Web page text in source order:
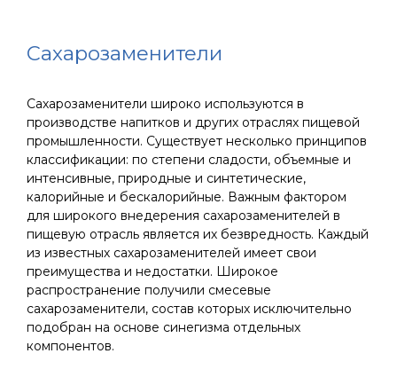
Сахарозаменители
Сахарозаменители широко используются в
производстве напитков и других отраслях пищевой
промышленности. Существует несколько принципов
классификации: по степени сладости, объемные и
интенсивные, природные и синтетические,
калорийные и бескалорийные. Важным фактором
для широкого внедерения сахарозаменителей в
пищевую отрасль является их безвредность. Каждый
из известных сахарозаменителей имеет свои
преимущества и недостатки. Широкое
распространение получили смесевые
сахарозаменители, состав которых исключительно
подобран на основе синегизма отдельных
компонентов.